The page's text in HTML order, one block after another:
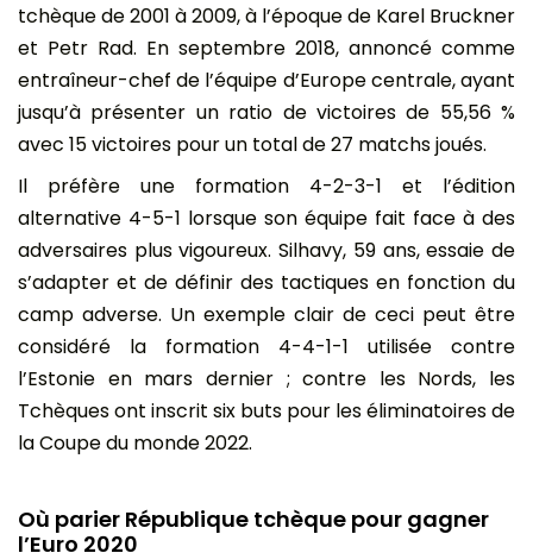
tchèque de 2001 à 2009, à l’époque de Karel Bruckner
et Petr Rad. En septembre 2018, annoncé comme
entraîneur-chef de l’équipe d’Europe centrale, ayant
jusqu’à présenter un ratio de victoires de 55,56 %
avec 15 victoires pour un total de 27 matchs joués.
Il préfère une formation 4-2-3-1 et l’édition
alternative 4-5-1 lorsque son équipe fait face à des
adversaires plus vigoureux. Silhavy, 59 ans, essaie de
s’adapter et de définir des tactiques en fonction du
camp adverse. Un exemple clair de ceci peut être
considéré la formation 4-4-1-1 utilisée contre
l’Estonie en mars dernier ; contre les Nords, les
Tchèques ont inscrit six buts pour les éliminatoires de
la Coupe du monde 2022.
Où parier République tchèque pour gagner
l’Euro 2020